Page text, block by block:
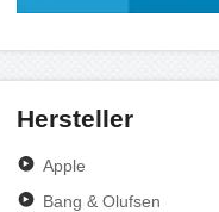
Hersteller
Apple
Bang & Olufsen